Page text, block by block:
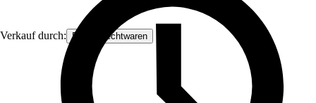
Verkauf durch: Frank Flechtwaren